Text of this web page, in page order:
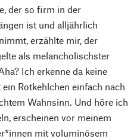
der so firm in der
ist und alljährlich
erzählte mir, der
als melancholischster
Ich erkenne da keine
Rotkehlchen einfach nach
Wahnsinn. Und höre ich
erscheinen vor meinem
mit voluminösem